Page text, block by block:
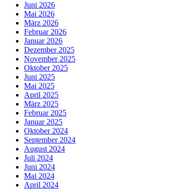
Juni 2026
Mai 2026
März 2026
Februar 2026
Januar 2026
Dezember 2025
November 2025
Oktober 2025
Juni 2025
Mai 2025
April 2025
März 2025
Februar 2025
Januar 2025
Oktober 2024
September 2024
August 2024
Juli 2024
Juni 2024
Mai 2024
April 2024